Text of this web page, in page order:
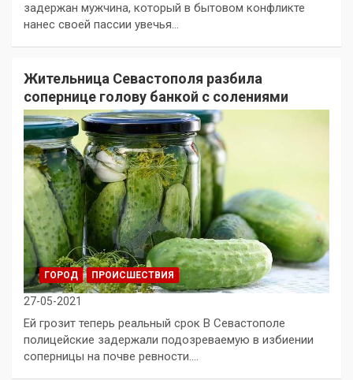
задержан мужчина, который в бытовом конфликте
нанес своей пассии увечья…
Жительница Севастополя разбила
сопернице голову банкой с солениями
ГОРОД ПРОИСШЕСТВИЯ
27-05-2021
Ей грозит теперь реальный срок В Севастополе
полицейские задержали подозреваемую в избиении
соперницы на почве ревности.…